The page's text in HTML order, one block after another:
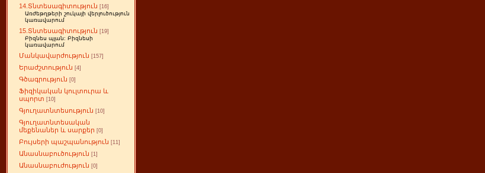
14.Տնտեսագիտություն [16]
Առժեթղթերի շուկայի վերլուծություն
կառավարում
15.Տնտեսագիտություն [19]
Բիզնես պլան: Բիզնեսի
կառավարում
Մանկավարժություն [157]
Երաժշտություն [4]
Գծագրություն [0]
Ֆիզիկական կուլտուրա և
սպորտ [10]
Գյուղատնտեսություն [10]
Գյուղատնտեսական
մեքենաներ և սարքեր [0]
Բույսերի պաշպանություն [11]
Անասնաբուծություն [1]
Անասնաբուժություն [0]